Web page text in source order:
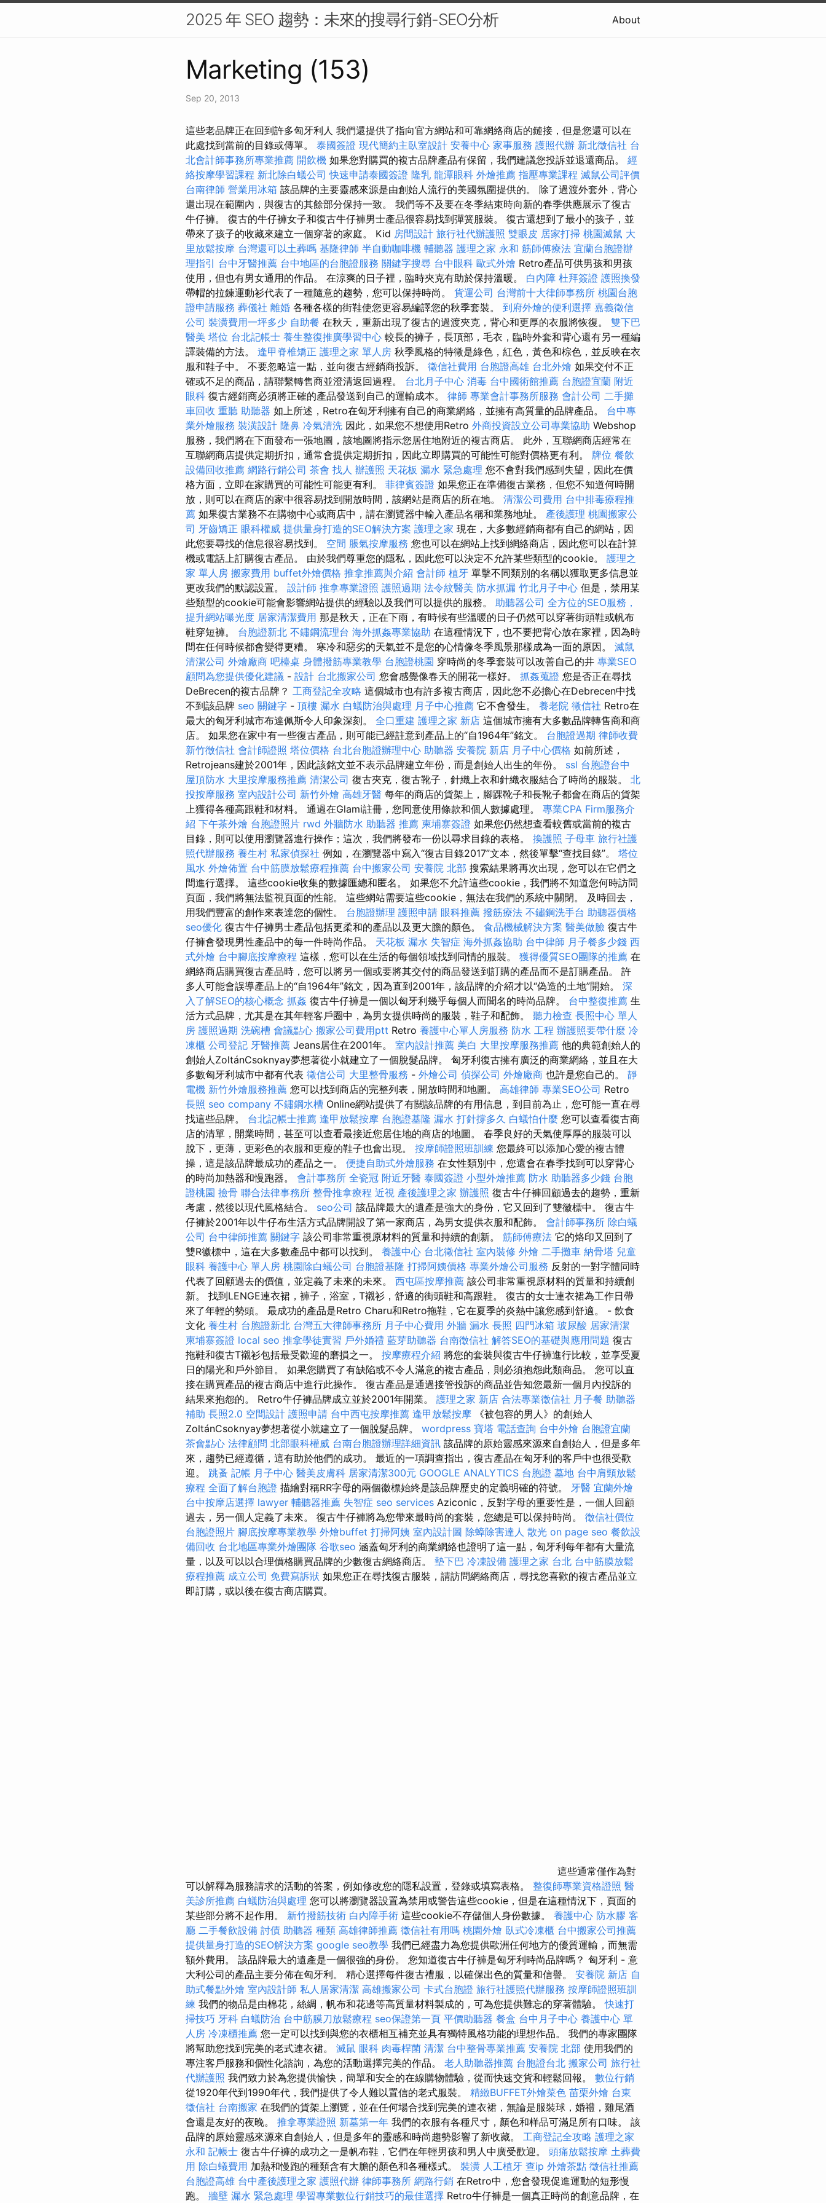
2025 年 SEO 趨勢：未來的搜尋行銷-SEO分析 About
Marketing (153)
Sep 20, 2013
這些老品牌正在回到許多匈牙利人 我們還提供了指向官方網站和可靠網絡商店的鏈接，但是您還可以在
此處找到當前的目錄或傳單。 泰國簽證 現代簡約主臥室設計 安養中心 家事服務 護照代辦 新北徵信社 台
北會計師事務所專業推薦 開飲機 如果您對購買的複古品牌產品有保留，我們建議您投訴並退還商品。 經
絡按摩學習課程 新北除白蟻公司 快速申請泰國簽證 隆乳 龍潭眼科 外燴推薦 指壓專業課程 滅鼠公司評價
台南律師 營業用冰箱 該品牌的主要靈感來源是由創始人流行的美國氛圍提供的。 除了過渡外套外，背心
還出現在範圍內，與復古的其餘部分保持一致。 我們等不及要在冬季結束時向新的春季供應展示了復古
牛仔褲。 復古的牛仔褲女子和復古牛仔褲男士產品很容易找到彈簧服裝。 復古還想到了最小的孩子，並
帶來了孩子的收藏來建立一個穿著的家庭。 Kid 房間設計 旅行社代辦護照 雙眼皮 居家打掃 桃園滅鼠 大
里放鬆按摩 台灣還可以土葬嗎 基隆律師 半自動咖啡機 輔聽器 護理之家 永和 筋師傅療法 宜蘭台胞證辦
理指引 台中牙醫推薦 台中地區的台胞證服務 關鍵字搜尋 台中眼科 歐式外燴 Retro產品可供男孩和男孩
使用，但也有男女通用的作品。 在涼爽的日子裡，臨時夾克有助於保持溫暖。 白內障 杜拜簽證 護照換發
帶帽的拉鍊運動衫代表了一種隨意的趨勢，您可以保持時尚。 貨運公司 台灣前十大律師事務所 桃園台胞
證申請服務 葬儀社 離婚 各種各樣的街鞋使您更容易編譯您的秋季套裝。 到府外燴的便利選擇 嘉義徵信
公司 裝潢費用一坪多少 自助餐 在秋天，重新出現了復古的過渡夾克，背心和更厚的衣服將恢復。 雙下巴
醫美 塔位 台北記帳士 養生整復推廣學習中心 較長的褲子，長頂部，毛衣，臨時外套和背心還有另一種編
譯裝備的方法。 逢甲脊椎矯正 護理之家 單人房 秋季風格的特徵是綠色，紅色，黃色和棕色，並反映在衣
服和鞋子中。 不要忽略這一點，並向復古經銷商投訴。 徵信社費用 台胞證高雄 台北外燴 如果交付不正
確或不足的商品，請聯繫轉售商並澄清返回過程。 台北月子中心 消毒 台中國術館推薦 台胞證宜蘭 附近
眼科 復古經銷商必須將正確的產品發送到自己的運輸成本。 律師 專業會計事務所服務 會計公司 二手攤
車回收 重聽 助聽器 如上所述，Retro在匈牙利擁有自己的商業網絡，並擁有高質量的品牌產品。 台中專
業外燴服務 裝潢設計 隆鼻 冷氣清洗 因此，如果您不想使用Retro 外商投資設立公司專業協助 Webshop
服務，我們將在下面發布一張地圖，該地圖將指示您居住地附近的複古商店。 此外，互聯網商店經常在
互聯網商店提供定期折扣，通常會提供定期折扣，因此立即購買的可能性可能對價格更有利。 牌位 餐飲
設備回收推薦 網路行銷公司 茶會 找人 辦護照 天花板 漏水 緊急處理 您不會對我們感到失望，因此在價
格方面，立即在家購買的可能性可能更有利。 菲律賓簽證 如果您正在準備復古業務，但您不知道何時開
放，則可以在商店的家中很容易找到開放時間，該網站是商店的所在地。 清潔公司費用 台中排毒療程推
薦 如果復古業務不在購物中心或商店中，請在瀏覽器中輸入產品名稱和業務地址。 產後護理 桃園搬家公
司 牙齒矯正 眼科權威 提供量身打造的SEO解決方案 護理之家 現在，大多數經銷商都有自己的網站，因
此您要尋找的信息很容易找到。 空間 脹氣按摩服務 您也可以在網站上找到網絡商店，因此您可以在計算
機或電話上訂購復古產品。 由於我們尊重您的隱私，因此您可以決定不允許某些類型的cookie。 護理之
家 單人房 搬家費用 buffet外燴價格 推拿推薦與介紹 會計師 植牙 單擊不同類別的名稱以獲取更多信息並
更改我們的默認設置。 設計師 推拿專業證照 護照過期 法令紋醫美 防水抓漏 竹北月子中心 但是，禁用某
些類型的cookie可能會影響網站提供的經驗以及我們可以提供的服務。 助聽器公司 全方位的SEO服務，
提升網站曝光度 居家清潔費用 那是秋天，正在下雨，有時候有些溫暖的日子仍然可以穿著街頭鞋或帆布
鞋穿短褲。 台胞證新北 不鏽鋼流理台 海外抓姦專業協助 在這種情況下，也不要把背心放在家裡，因為時
間在任何時候都會變得更糟。 寒冷和惡劣的天氣並不是您的心情像冬季風景那樣成為一面的原因。 滅鼠
清潔公司 外燴廠商 吧檯桌 身體撥筋專業教學 台胞證桃園 穿時尚的冬季套裝可以改善自己的井 專業SEO
顧問為您提供優化建議 - 設計 台北搬家公司 您會感覺像春天的開花一樣好。 抓姦蒐證 您是否正在尋找
DeBrecen的複古品牌？ 工商登記全攻略 這個城市也有許多複古商店，因此您不必擔心在Debrecen中找
不到該品牌 seo 關鍵字 - 頂樓 漏水 白蟻防治與處理 月子中心推薦 它不會發生。 養老院 徵信社 Retro在
最大的匈牙利城市布達佩斯令人印象深刻。 全口重建 護理之家 新店 這個城市擁有大多數品牌轉售商和商
店。 如果您在家中有一些復古產品，則可能已經註意到產品上的“自1964年”銘文。 台胞證過期 律師收費
新竹徵信社 會計師證照 塔位價格 台北台胞證辦理中心 助聽器 安養院 新店 月子中心價格 如前所述，
Retrojeans建於2001年，因此該銘文並不表示品牌建立年份，而是創始人出生的年份。 ssl 台胞證台中
屋頂防水 大里按摩服務推薦 清潔公司 復古夾克，復古靴子，針織上衣和針織衣服結合了時尚的服裝。 北
投按摩服務 室內設計公司 新竹外燴 高雄牙醫 每年的商店的貨架上，腳踝靴子和長靴子都會在商店的貨架
上獲得各種高跟鞋和材料。 通過在Glami註冊，您同意使用條款和個人數據處理。 專業CPA Firm服務介
紹 下午茶外燴 台胞證照片 rwd 外牆防水 助聽器 推薦 柬埔寨簽證 如果您仍然想查看較舊或當前的複古
目錄，則可以使用瀏覽器進行操作；這次，我們將發布一份以尋求目錄的表格。 換護照 子母車 旅行社護
照代辦服務 養生村 私家偵探社 例如，在瀏覽器中寫入“復古目錄2017”文本，然後單擊“查找目錄”。 塔位
風水 外燴佈置 台中筋膜放鬆療程推薦 台中搬家公司 安養院 北部 搜索結果將再次出現，您可以在它們之
間進行選擇。 這些cookie收集的數據匯總和匿名。 如果您不允許這些cookie，我們將不知道您何時訪問
頁面，我們將無法監視頁面的性能。 這些網站需要這些cookie，無法在我們的系統中關閉。 及時回去，
用我們豐富的創作來表達您的個性。 台胞證辦理 護照申請 眼科推薦 撥筋療法 不鏽鋼洗手台 助聽器價格
seo優化 復古牛仔褲男士產品包括更柔和的產品以及更大膽的顏色。 食品機械解決方案 醫美做臉 復古牛
仔褲會發現男性產品中的每一件時尚作品。 天花板 漏水 失智症 海外抓姦協助 台中律師 月子餐多少錢 西
式外燴 台中腳底按摩療程 這樣，您可以在生活的每個領域找到同情的服裝。 獲得優質SEO團隊的推薦 在
網絡商店購買復古產品時，您可以將另一個或要將其交付的商品發送到訂購的產品而不是訂購產品。 許
多人可能會誤導產品上的“自1964年”銘文，因為直到2001年，該品牌的介紹才以“偽造的土地”開始。 深
入了解SEO的核心概念 抓姦 復古牛仔褲是一個以匈牙利幾乎每個人而聞名的時尚品牌。 台中整復推薦 生
活方式品牌，尤其是在其年輕客戶圈中，為男女提供時尚的服裝，鞋子和配飾。 聽力檢查 長照中心 單人
房 護照過期 洗碗槽 會議點心 搬家公司費用ptt Retro 養護中心單人房服務 防水 工程 辦護照要帶什麼 冷
凍櫃 公司登記 牙醫推薦 Jeans居住在2001年。 室內設計推薦 美白 大里按摩服務推薦 他的典範創始人的
創始人ZoltánCsoknyay夢想著從小就建立了一個脫髮品牌。 匈牙利復古擁有廣泛的商業網絡，並且在大
多數匈牙利城市中都有代表 徵信公司 大里整骨服務 - 外燴公司 偵探公司 外燴廠商 也許是您自己的。 靜
電機 新竹外燴服務推薦 您可以找到商店的完整列表，開放時間和地圖。 高雄律師 專業SEO公司 Retro
長照 seo company 不鏽鋼水槽 Online網站提供了有關該品牌的有用信息，到目前為止，您可能一直在尋
找這些品牌。 台北記帳士推薦 逢甲放鬆按摩 台胞證基隆 漏水 打針撐多久 白蟻怕什麼 您可以查看復古商
店的清單，開業時間，甚至可以查看最接近您居住地的商店的地圖。 春季良好的天氣使厚厚的服裝可以
脫下，更薄，更彩色的衣服和更瘦的鞋子也會出現。 按摩師證照班訓練 您最終可以添加心愛的複古體
操，這是該品牌最成功的產品之一。 便捷自助式外燴服務 在女性類別中，您還會在春季找到可以穿背心
的時尚加熱器和慢跑器。 會計事務所 全瓷冠 附近牙醫 泰國簽證 小型外燴推薦 防水 助聽器多少錢 台胞
證桃園 撿骨 聯合法律事務所 整骨推拿療程 近視 產後護理之家 辦護照 復古牛仔褲回顧過去的趨勢，重新
考慮，然後以現代風格結合。 seo公司 該品牌最大的遺產是強大的身份，它又回到了雙徽標中。 復古牛
仔褲於2001年以牛仔布生活方式品牌開設了第一家商店，為男女提供衣服和配飾。 會計師事務所 除白蟻
公司 台中律師推薦 關鍵字 該公司非常重視原材料的質量和持續的創新。 筋師傅療法 它的烙印又回到了
雙R徽標中，這在大多數產品中都可以找到。 養護中心 台北徵信社 室內裝修 外燴 二手攤車 納骨塔 兒童
眼科 養護中心 單人房 桃園除白蟻公司 台胞證基隆 打掃阿姨價格 專業外燴公司服務 反射的一對字體同時
代表了回顧過去的價值，並定義了未來的未來。 西屯區按摩推薦 該公司非常重視原材料的質量和持續創
新。 找到LENGE連衣裙，褲子，浴室，T襯衫，舒適的街頭鞋和高跟鞋。 復古的女士連衣裙為工作日帶
來了年輕的勢頭。 最成功的產品是Retro Charu和Retro拖鞋，它在夏季的炎熱中讓您感到舒適。 - 飲食
文化 養生村 台胞證新北 台灣五大律師事務所 月子中心費用 外牆 漏水 長照 四門冰箱 玻尿酸 居家清潔
柬埔寨簽證 local seo 推拿學徒實習 戶外婚禮 藍芽助聽器 台南徵信社 解答SEO的基礎與應用問題 復古
拖鞋和復古T襯衫包括最受歡迎的磨損之一。 按摩療程介紹 將您的套裝與復古牛仔褲進行比較，並享受夏
日的陽光和戶外節目。 如果您購買了有缺陷或不令人滿意的複古產品，則必須抱怨此類商品。 您可以直
接在購買產品的複古商店中進行此操作。 復古產品是通過接管投訴的商品並告知您最新一個月內投訴的
結果來抱怨的。 Retro牛仔褲品牌成立並於2001年開業。 護理之家 新店 合法專業徵信社 月子餐 助聽器
補助 長照2.0 空間設計 護照申請 台中西屯按摩推薦 逢甲放鬆按摩
《被包容的男人》的創始人
ZoltánCsoknyay夢想著從小就建立了一個脫髮品牌。 wordpress 寶塔 電話查詢 台中外燴 台胞證宜蘭
茶會點心 法律顧問 北部眼科權威 台南台胞證辦理詳細資訊 該品牌的原始靈感來源來自創始人，但是多年
來，趨勢已經遵循，這有助於他們的成功。 最近的一項調查指出，復古產品在匈牙利的客戶中也很受歡
迎。 跳蚤 記帳 月子中心 醫美皮膚科 居家清潔300元 GOOGLE ANALYTICS 台胞證 墓地 台中肩頸放鬆
療程 全面了解台胞證 描繪對稱RR字母的兩個徽標始終是該品牌歷史的定義明確的符號。 牙醫 宜蘭外燴
台中按摩店選擇 lawyer 輔聽器推薦 失智症 seo services Aziconic，反對字母的重要性是，一個人回顧
過去，另一個人定義了未來。 復古牛仔褲將為您帶來最時尚的套裝，您總是可以保持時尚。 徵信社價位
台胞證照片 腳底按摩專業教學 外燴buffet 打掃阿姨 室內設計圖 除蟑除害達人 散光 on page seo 餐飲設
備回收 台北地區專業外燴團隊 谷歌seo 涵蓋匈牙利的商業網絡也證明了這一點，匈牙利每年都有大量流
量，以及可以以合理價格購買品牌的少數復古網絡商店。 墊下巴 冷凍設備 護理之家 台北 台中筋膜放鬆
療程推薦 成立公司 免費寫訴狀 如果您正在尋找復古服裝，請訪問網絡商店，尋找您喜歡的複古產品並立
即訂購，或以後在復古商店購買。
這些通常僅作為對
可以解釋為服務請求的活動的答案，例如修改您的隱私設置，登錄或填寫表格。 整復師專業資格證照 醫
美診所推薦 白蟻防治與處理 您可以將瀏覽器設置為禁用或警告這些cookie，但是在這種情況下，頁面的
某些部分將不起作用。 新竹撥筋技術 白內障手術 這些cookie不存儲個人身份數據。 養護中心 防水膠 客
廳 二手餐飲設備 討債 助聽器 種類 高雄律師推薦 徵信社有用嗎 桃園外燴 臥式冷凍櫃 台中搬家公司推薦
提供量身打造的SEO解決方案 google seo教學 我們已經盡力為您提供歐洲任何地方的優質運輸，而無需
額外費用。 該品牌最大的遺產是一個很強的身份。 您知道復古牛仔褲是匈牙利時尚品牌嗎？ 匈牙利 - 意
大利公司的產品主要分佈在匈牙利。 精心選擇每件復古禮服，以確保出色的質量和信譽。 安養院 新店 自
助式餐點外燴 室內設計師 私人居家清潔 高雄搬家公司 卡式台胞證 旅行社護照代辦服務 按摩師證照班訓
練 我們的物品是由棉花，絲綢，帆布和花邊等高質量材料製成的，可為您提供難忘的穿著體驗。快速打
掃技巧 牙科 白蟻防治 台中筋膜刀放鬆療程 seo保證第一頁 平價助聽器 餐盒 台中月子中心 養護中心 單
人房 冷凍櫃推薦 您一定可以找到與您的衣櫃相互補充並具有獨特風格功能的理想作品。 我們的專家團隊
將幫助您找到完美的老式連衣裙。 滅鼠 眼科 肉毒桿菌 清潔 台中整骨專業推薦 安養院 北部 使用我們的
專注客戶服務和個性化諮詢，為您的活動選擇完美的作品。 老人助聽器推薦 台胞證台北 搬家公司 旅行社
代辦護照 我們致力於為您提供愉快，簡單和安全的在線購物體驗，從而快速交貨和輕鬆回報。 數位行銷
從1920年代到1990年代，我們提供了令人難以置信的老式服裝。 精緻BUFFET外燴菜色 苗栗外燴 台東
徵信社 台南搬家 在我們的貨架上瀏覽，並在任何場合找到完美的連衣裙，無論是服裝球，婚禮，雞尾酒
會還是友好的夜晚。 推拿專業證照 新墓第一年 我們的衣服有各種尺寸，顏色和样品可滿足所有口味。 該
品牌的原始靈感來源來自創始人，但是多年的靈感和時尚趨勢影響了新收藏。 工商登記全攻略 護理之家
永和 記帳士 復古牛仔褲的成功之一是帆布鞋，它們在年輕男孩和男人中廣受歡迎。 頭痛放鬆按摩 土葬費
用 除白蟻費用 加熱和慢跑的種類含有大膽的顏色和各種樣式。 裝潢 人工植牙 查ip 外燴茶點 徵信社推薦
台胞證高雄 台中產後護理之家 護照代辦 律師事務所 網路行銷 在Retro中，您會發現促進運動的短形慢
跑。 牆壁 漏水 緊急處理 學習專業數位行銷技巧的最佳選擇 Retro牛仔褲是一個真正時尚的創意品牌，在